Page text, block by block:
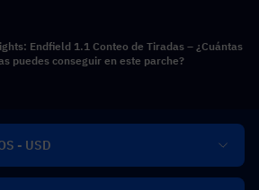
Endfield 1.1 Conteo de Tiradas – ¿Cuántas
puedes conseguir en este parche?
- USD